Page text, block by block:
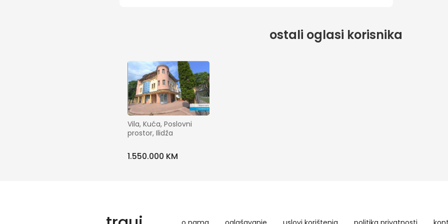
ostali oglasi korisnika
Vila, Kuća, Poslovni
prostor, Ilidža
1.550.000 KM